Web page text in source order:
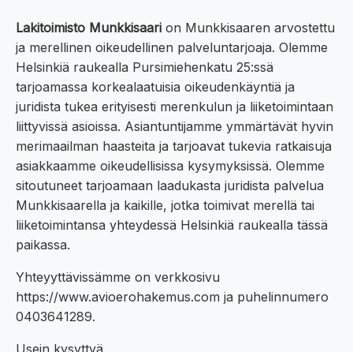
Lakitoimisto Munkkisaari on Munkkisaaren arvostettu
ja merellinen oikeudellinen palveluntarjoaja. Olemme
Helsinkiä raukealla Pursimiehenkatu 25:ssä
tarjoamassa korkealaatuisia oikeudenkäyntiä ja
juridista tukea erityisesti merenkulun ja liiketoimintaan
liittyvissä asioissa. Asiantuntijamme ymmärtävät hyvin
merimaailman haasteita ja tarjoavat tukevia ratkaisuja
asiakkaamme oikeudellisissa kysymyksissä. Olemme
sitoutuneet tarjoamaan laadukasta juridista palvelua
Munkkisaarella ja kaikille, jotka toimivat merellä tai
liiketoimintansa yhteydessä Helsinkiä raukealla tässä
paikassa.
Yhteyyttävissämme on verkkosivu
https://www.avioerohakemus.com ja puhelinnumero
0403641289.